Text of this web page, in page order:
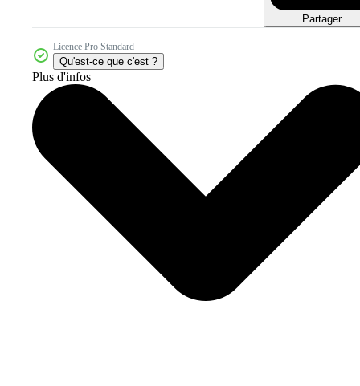
Partager
Licence Pro Standard
Qu'est-ce que c'est ?
Plus d'infos